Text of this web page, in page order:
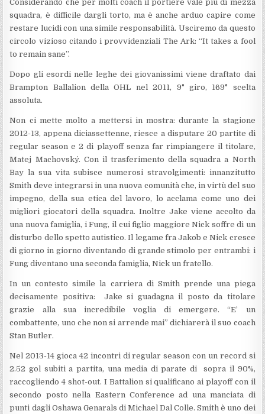
Considerando che per molti coach il portiere vale più di mezza
squadra, è difficile dargli torto, ma è anche arduo capire come
restare lucidi con una simile responsabilità. Usciremo da questo
circolo vizioso citando i provvidenziali The Ark: “It takes a fool
to remain sane”.
Dopo gli esordi nelle leghe dei giovanissimi viene draftato dai
Brampton Ballalion della OHL nel 2011, 9° giro, 169° scelta
assoluta.
Non ci mette molto a mettersi in mostra: durante la stagione
2012-13, appena diciassettenne, riesce a disputare 20 partite di
regular season e 2 di playoff senza far rimpiangere il titolare,
Matej Machovský. Con il trasferimento della squadra a North
Bay la sua vita subisce numerosi stravolgimenti: innanzitutto
Smith deve integrarsi in una nuova comunità che, in virtù del suo
impegno, della sua etica del lavoro, lo acclama come uno dei
migliori giocatori della squadra. Inoltre Jake viene accolto da
una nuova famiglia, i Fung, il cui figlio maggiore Nick soffre di un
disturbo dello spetto autistico. Il legame fra Jakob e Nick cresce
di giorno in giorno diventando di grande stimolo per entrambi: i
Fung diventano una seconda famiglia, Nick un fratello.
In un contesto simile la carriera di Smith prende una piega
decisamente positiva: Jake si guadagna il posto da titolare
grazie alla sua incredibile voglia di emergere. “E’ un
combattente, uno che non si arrende mai” dichiarerà il suo coach
Stan Butler.
Nel 2013-14 gioca 42 incontri di regular season con un record si
2.52 gol subiti a partita, una media di parate di sopra il 90%,
raccogliendo 4 shot-out. I Battalion si qualificano ai playoff con il
secondo posto nella Eastern Conference ad una manciata di
punti dagli Oshawa Genarals di Michael Dal Colle. Smith è uno dei